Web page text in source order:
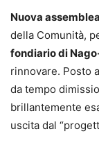
Nuova assemblea
della Comunità,
fondiario di
rinnovare. Posto
da tempo
brillantemente
uscita dal